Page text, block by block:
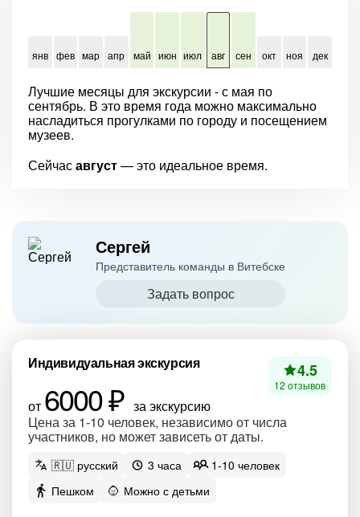
янв фев мар апр май июн июл авг сен окт ноя дек
Лучшие месяцы для экскурсии - с мая по
сентябрь. В это время года можно максимально
насладиться прогулками по городу и посещением
музеев.
Сейчасавгуст— это идеальное время.
Сергей
Представитель команды в Витебске
Задать вопрос
Индивидуальная экскурсия
от 6000 ₽ за экскурсию
Цена за 1-10 человек, независимо от числа
участников, но может зависеть от даты.
4.5
12 отзывов
🇷🇺 русский 3 часа
1-10 человек
Пешком
Можно с детьми